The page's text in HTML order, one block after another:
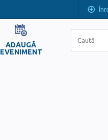
ADAUGĂ
EVENIMENT